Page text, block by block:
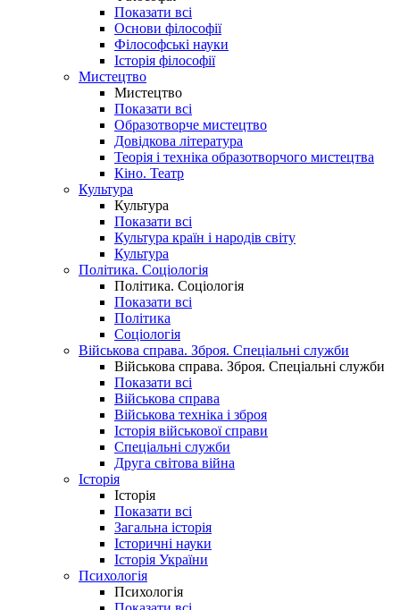
Показати всі
Основи філософії
Філософські науки
Історія філософії
Мистецтво
Мистецтво
Показати всі
Образотворче мистецтво
Довідкова література
Теорія і техніка образотворчого мистецтва
Кіно. Театр
Культура
Культура
Показати всі
Культура країн і народів світу
Культура
Політика. Соціологія
Політика. Соціологія
Показати всі
Політика
Соціологія
Військова справа. Зброя. Спеціальні служби
Військова справа. Зброя. Спеціальні служби
Показати всі
Військова справа
Військова техніка і зброя
Історія військової справи
Спеціальні служби
Друга світова війна
Історія
Історія
Показати всі
Загальна історія
Історичні науки
Історія України
Психологія
Психологія